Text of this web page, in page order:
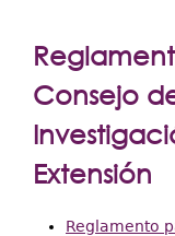
aquí
Consejo
Extensión
Reglamento